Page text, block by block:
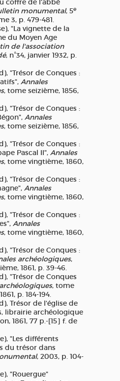
coffre de l'abbé
monumental, 5e
3, p. 479-481.
"La vignette de la
du Moyen Age
de l'association
, n°34, janvier 1932, p.
"Trésor de Conques :
Annales
, tome seizième, 1856,
"Trésor de Conques :
Annales
, tome seizième, 1856,
"Trésor de Conques :
Pascal II", Annales
, tome vingtième, 1860,
"Trésor de Conques :
Annales
, tome vingtième, 1860,
"Trésor de Conques :
Annales
, tome vingtième, 1860,
"Trésor de Conques :
archéologiques,
1861, p. 39-46.
"Trésor de Conques
, tome
p. 184-194.
Trésor de l'église de
librairie archéologique
1861, 77 p.-[15] f. de
"Les différents
du trésor dans
, 2003, p. 104-
"Rouergue"